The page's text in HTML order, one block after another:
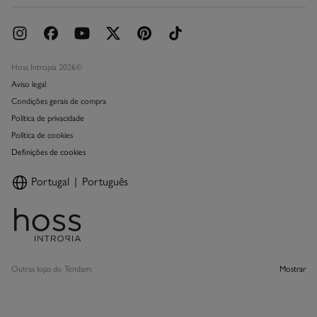
Hoss Intropia 2026©
Aviso legal
Condições gerais de compra
Política de privacidade
Política de cookies
Definições de cookies
Portugal Português
Outras lojas do Tendam: Mostrar